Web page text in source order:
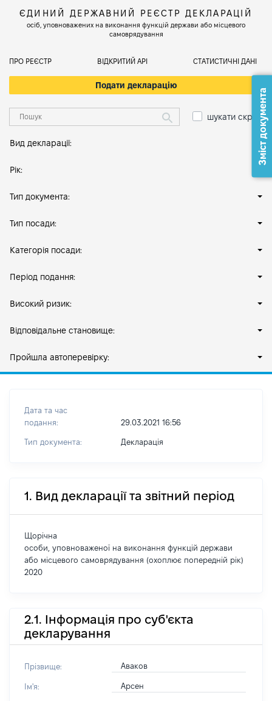
ЄДИНИЙ ДЕРЖАВНИЙ РЕЄСТР ДЕКЛАРАЦІЙ
осіб, уповноважених на виконання функцій держави або місцевого
самоврядування
ПРО РЕЄСТР ВІДКРИТИЙ АРІ СТАТИСТИЧНІ ДАНІ
Подати декларацію
шукати скрізь
Вид декларації:
Рік:
Тип документа:
Тип посади:
Категорія посади:
Період подання:
Високий ризик:
Відповідальне становище:
Пройшла автоперевірку:
Дата та час
подання:
29.03.2021 16:56
Тип документа: Декларація
1. Вид декларації та звітний період
Щорічна
особи, уповноваженої на виконання функцій держави
або місцевого самоврядування (охоплює попередній рік)
2020
2.1. Інформація про суб'єкта
декларування
Прізвище: Аваков
Ім'я: Арсен
Зміст документа